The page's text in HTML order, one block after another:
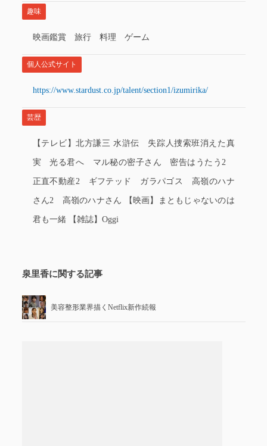
趣味
映画鑑賞 旅行 料理 ゲーム
個人公式サイト
https://www.stardust.co.jp/talent/section1/izumirika/
芸歴
【テレビ】北方謙三 水滸伝 失踪人捜索班消えた真
実 光る君へ マル秘の密子さん 密告はうたう2
正直不動産2 ギフテッド ガラパゴス 高嶺のハナ
さん2 高嶺のハナさん 【映画】まともじゃないのは
君も一緒 【雑誌】Oggi
泉里香に関する記事
美容整形業界描くNetflix新作続報